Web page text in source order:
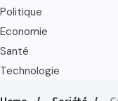
Politique
Economie
Santé
Technologie